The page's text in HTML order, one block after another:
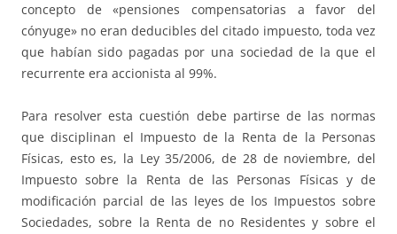
concepto de «pensiones compensatorias a favor del
cónyuge» no eran deducibles del citado impuesto, toda vez
que habían sido pagadas por una sociedad de la que el
recurrente era accionista al 99%.
Para resolver esta cuestión debe partirse de las normas
que disciplinan el Impuesto de la Renta de la Personas
Físicas, esto es, la Ley 35/2006, de 28 de noviembre, del
Impuesto sobre la Renta de las Personas Físicas y de
modificación parcial de las leyes de los Impuestos sobre
Sociedades, sobre la Renta de no Residentes y sobre el